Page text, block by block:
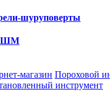
шуруповерты
магазин Пороховой
инструмент